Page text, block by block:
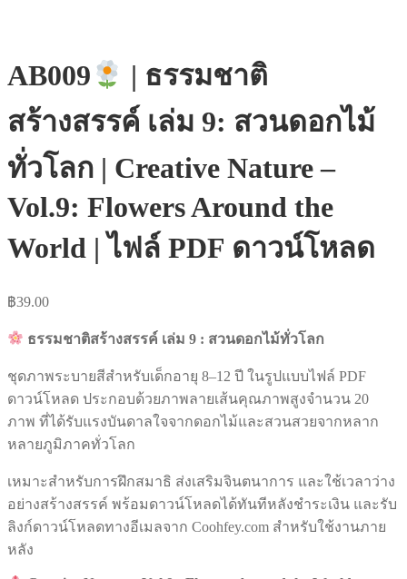
AB009
| ธรรมชาติ
สร้างสรรค์ เล่ม 9: สวนดอกไม้
ทั่วโลก | Creative Nature –
Vol.9: Flowers Around the
World | ไฟล์ PDF ดาวน์โหลด
฿39.00
ธรรมชาติสร้างสรรค์ เล่ม 9 : สวนดอกไม้ทั่วโลก
ชุดภาพระบายสีสำหรับเด็กอายุ 8–12 ปี ในรูปแบบไฟล์ PDF
ดาวน์โหลด ประกอบด้วยภาพลายเส้นคุณภาพสูงจำนวน 20
ภาพ ที่ได้รับแรงบันดาลใจจากดอกไม้และสวนสวยจากหลาก
หลายภูมิภาคทั่วโลก
เหมาะสำหรับการฝึกสมาธิ ส่งเสริมจินตนาการ และใช้เวลาว่าง
อย่างสร้างสรรค์ พร้อมดาวน์โหลดได้ทันทีหลังชำระเงิน และรับ
ลิงก์ดาวน์โหลดทางอีเมลจาก Coohfey.com สำหรับใช้งานภาย
หลัง